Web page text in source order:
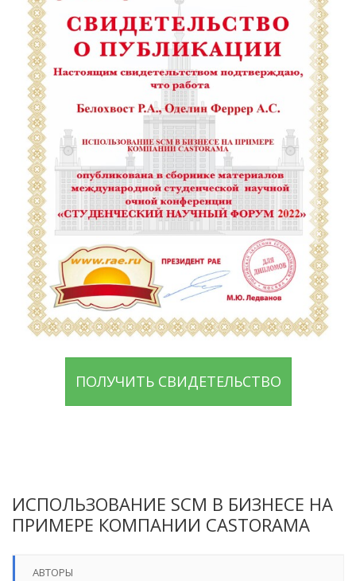
ПОЛУЧИТЬ СВИДЕТЕЛЬСТВО
ИСПОЛЬЗОВАНИЕ SCM В БИЗНЕСЕ НА
ПРИМЕРЕ КОМПАНИИ CASTORAMA
АВТОРЫ